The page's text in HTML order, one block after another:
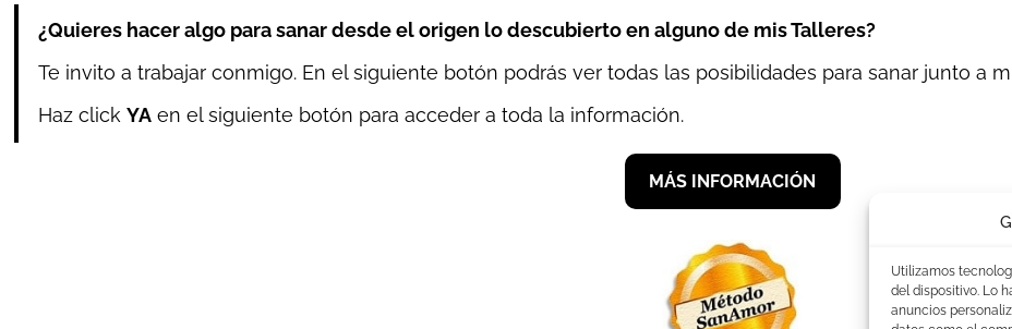
Utilizamos
del dispositivo. Lo
anuncios
¿Quieres hacer algo para sanar desde el origen lo descubierto en alguno de mis Talleres?
Te invito a trabajar conmigo. En el siguiente botón podrás ver todas las posibilidades para sanar junto a
Haz clickYA en el siguiente botón para acceder a toda la información.
MÁS INFORMACIÓN